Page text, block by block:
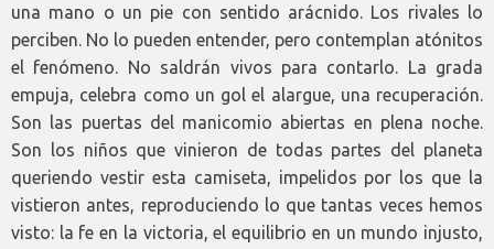
una mano o un pie con sentido arácnido. Los rivales lo
perciben. No lo pueden entender, pero contemplan atónitos
el fenómeno. No saldrán vivos para contarlo. La grada
empuja, celebra como un gol el alargue, una recuperación.
Son las puertas del manicomio abiertas en plena noche.
Son los niños que vinieron de todas partes del planeta
queriendo vestir esta camiseta, impelidos por los que la
vistieron antes, reproduciendo lo que tantas veces hemos
visto: la fe en la victoria, el equilibrio en un mundo injusto,